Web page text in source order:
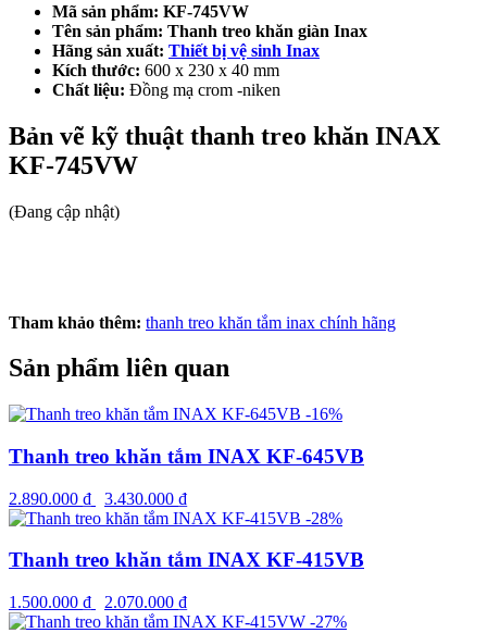
Mã sản phẩm: KF-745VW
Tên sản phẩm: Thanh treo khăn giàn Inax
Hãng sản xuất: Thiết bị vệ sinh Inax
Kích thước: 600 x 230 x 40 mm
Chất liệu: Đồng mạ crom -niken
Bản vẽ kỹ thuật thanh treo khăn INAX
KF-745VW
(Đang cập nhật)
Tham khảo thêm: thanh treo khăn tắm inax chính hãng
Sản phẩm liên quan
-16%
Thanh treo khăn tắm INAX KF-645VB
2.890.000 ₫ 3.430.000 ₫
-28%
Thanh treo khăn tắm INAX KF-415VB
1.500.000 ₫ 2.070.000 ₫
-27%